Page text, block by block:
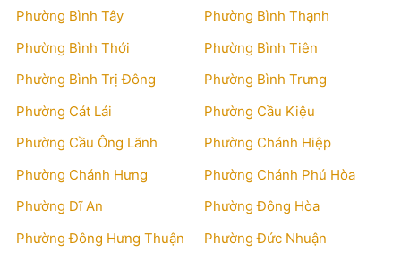
Phường Bình Tây
Phường Bình Thạnh
Phường Bình Thới
Phường Bình Tiên
Phường Bình Trị Đông
Phường Bình Trưng
Phường Cát Lái
Phường Cầu Kiệu
Phường Cầu Ông Lãnh
Phường Chánh Hiệp
Phường Chánh Hưng
Phường Chánh Phú Hòa
Phường Dĩ An
Phường Đông Hòa
Phường Đông Hưng Thuận
Phường Đức Nhuận